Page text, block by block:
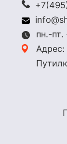
пн.-пт.
Адрес: